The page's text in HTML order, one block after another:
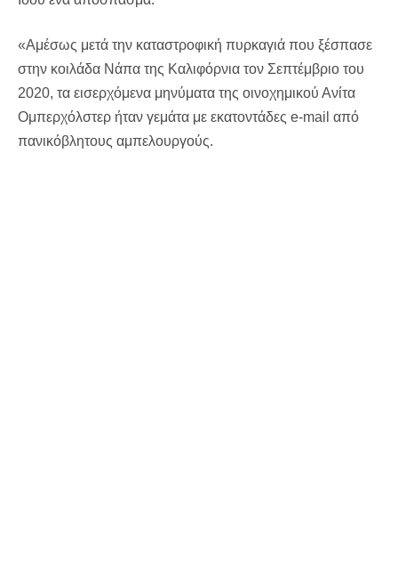
«Αμέσως μετά την καταστροφική πυρκαγιά που ξέσπασε
στην κοιλάδα Νάπα της Καλιφόρνια τον Σεπτέμβριο του
2020, τα εισερχόμενα μηνύματα της οινοχημικού Ανίτα
Ομπερχόλστερ ήταν γεμάτα με εκατοντάδες e-mail από
πανικόβλητους αμπελουργούς.